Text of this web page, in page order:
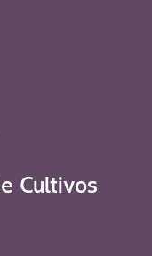
Cultivos